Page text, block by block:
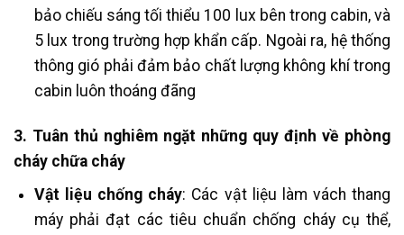
bảo chiếu sáng tối thiểu 100 lux bên trong cabin, và
5 lux trong trường hợp khẩn cấp. Ngoài ra, hệ thống
thông gió phải đảm bảo chất lượng không khí trong
cabin luôn thoáng đãng
3. Tuân thủ nghiêm ngặt những quy định về phòng
cháy chữa cháy
Vật liệu chống cháy: Các vật liệu làm vách thang
máy phải đạt các tiêu chuẩn chống cháy cụ thể,